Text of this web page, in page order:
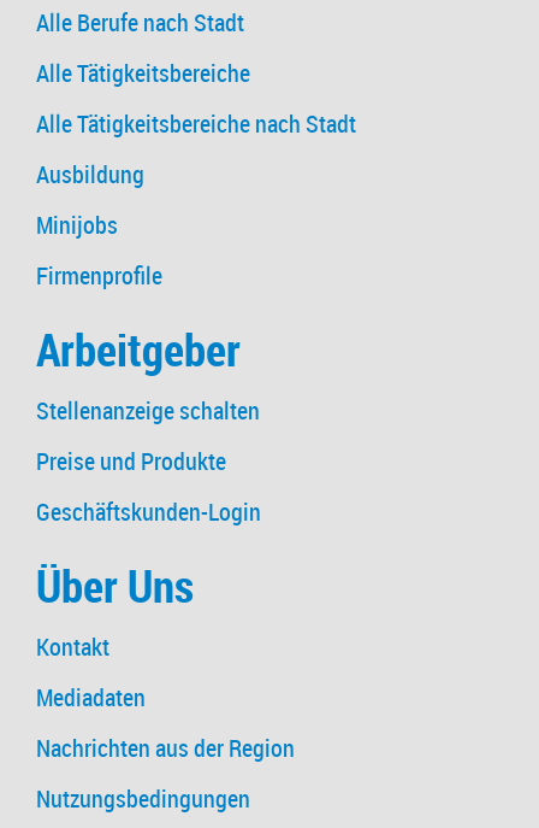
Alle Berufe nach Stadt
Alle Tätigkeitsbereiche
Alle Tätigkeitsbereiche nach Stadt
Ausbildung
Minijobs
Firmenprofile
Arbeitgeber
Stellenanzeige schalten
Preise und Produkte
Geschäftskunden-Login
Über Uns
Kontakt
Mediadaten
Nachrichten aus der Region
Nutzungsbedingungen